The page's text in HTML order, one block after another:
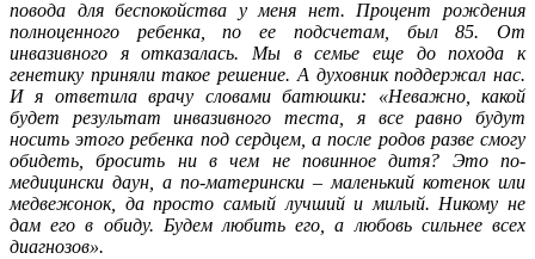
повода для беспокойства у меня нет. Процент рождения
полноценного ребенка, по ее подсчетам, был 85. От
инвазивного я отказалась. Мы в семье еще до похода к
генетику приняли такое решение. А духовник поддержал нас.
И я ответила врачу словами батюшки: «Неважно, какой
будет результат инвазивного теста, я все равно будут
носить этого ребенка под сердцем, а после родов разве смогу
обидеть, бросить ни в чем не повинное дитя? Это по-
медицински даун, а по-матерински – маленький котенок или
медвежонок, да просто самый лучший и милый. Никому не
дам его в обиду. Будем любить его, а любовь сильнее всех
диагнозов».